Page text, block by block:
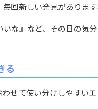
回新しい発見があります
いな』など、その日の気
る
せて使い分けしやすいエ